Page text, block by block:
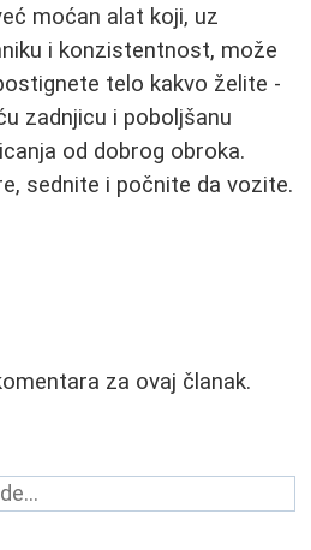
moćan alat koji, uz
i konzistentnost, može
telo kakvo želite -
zadnjicu i poboljšanu
od dobrog obroka.
sednite i počnite da vozite.
za ovaj članak.